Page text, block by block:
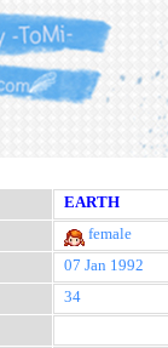
EARTH
female
07 Jan 1992
34